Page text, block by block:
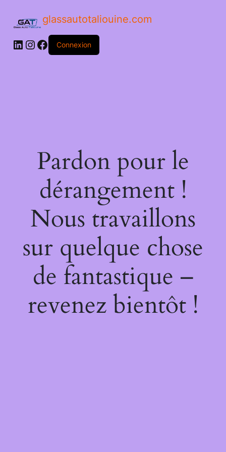
glassautotaliouine.com
Connexion
Pardon pour le
dérangement !
Nous travaillons
sur quelque chose
de fantastique –
revenez bientôt !